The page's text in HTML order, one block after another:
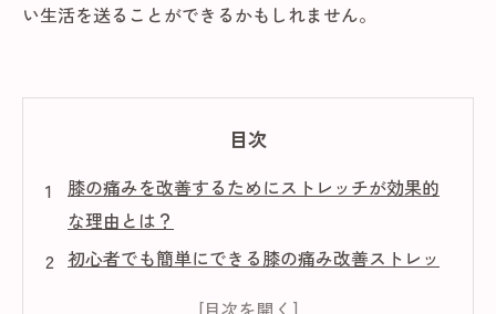
い生活を送ることができるかもしれません。
目次
膝の痛みを改善するためにストレッチが効果的
な理由とは？
初心者でも簡単にできる膝の痛み改善ストレッ